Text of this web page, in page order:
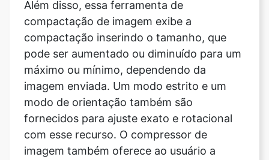
pode ser aumentado ou diminuído para um
máximo ou mínimo, dependendo da
imagem enviada. Um modo estrito e um
modo de orientação também são
fornecidos para ajuste exato e rotacional
com esse recurso. O compressor de
imagem também oferece ao usuário a
oportunidade de alterar a qualidade da
imagem, bem como a capacidade de
converter o formato da imagem em